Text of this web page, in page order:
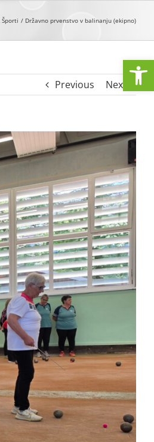
Športi Državno prvenstvo v balinanju (ekipno)
Previous Next